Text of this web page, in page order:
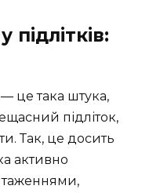
— це така штука,
підліток,
Так, це досить
активно